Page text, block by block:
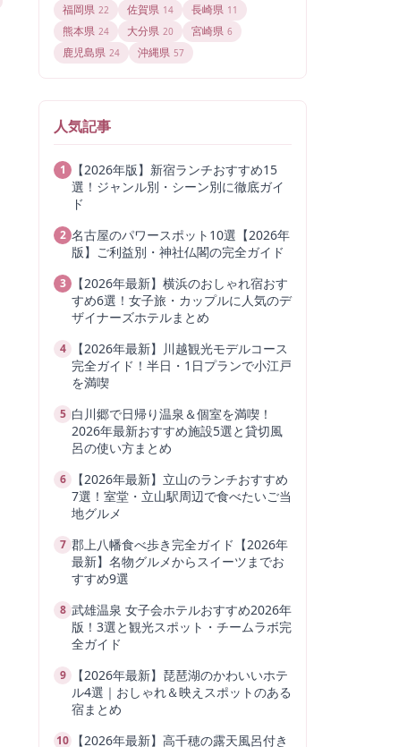
福岡県 22 佐賀県 14 長崎県 11
熊本県 24 大分県 20 宮崎県 6
鹿児島県 24 沖縄県 57
人気記事
1
【2026年版】新宿ランチおすすめ15
選！ジャンル別・シーン別に徹底ガイ
ド
2 名古屋のパワースポット10選【2026年
版】ご利益別・神社仏閣の完全ガイド
3
【2026年最新】横浜のおしゃれ宿おす
すめ6選！女子旅・カップルに人気のデ
ザイナーズホテルまとめ
4
【2026年最新】川越観光モデルコース
完全ガイド！半日・1日プランで小江戸
を満喫
5 白川郷で日帰り温泉＆個室を満喫！
2026年最新おすすめ施設5選と貸切風
呂の使い方まとめ
6
【2026年最新】立山のランチおすすめ
7選！室堂・立山駅周辺で食べたいご当
地グルメ
7 郡上八幡食べ歩き完全ガイド【2026年
最新】名物グルメからスイーツまでお
すすめ9選
8 武雄温泉 女子会ホテルおすすめ2026年
版！3選と観光スポット・チームラボ完
全ガイド
9
【2026年最新】琵琶湖のかわいいホテ
ル4選｜おしゃれ＆映えスポットのある
宿まとめ
10
【2026年最新】高千穂の露天風呂付き